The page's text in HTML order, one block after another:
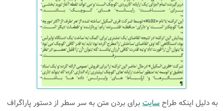
به دلیل اینکه طراح سایت برای بردن متن به سر سطر از دستور پاراگراف